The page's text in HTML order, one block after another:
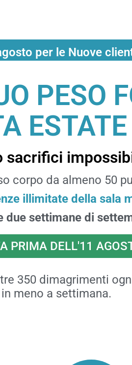
per le Nuove
PESO
ESTATE
sacrifici
corpo da almeno 50
illimitate della sala
settimane di
PRIMA DELL'11
350 dimagrimenti
meno a settimana.